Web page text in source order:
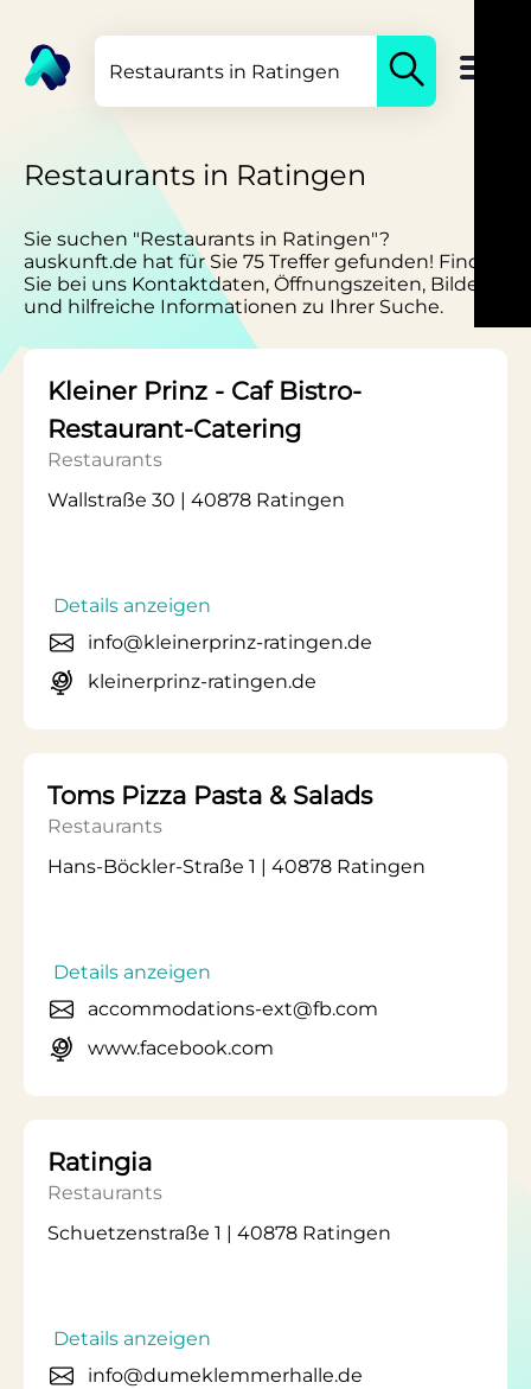
Restaurants in Ratingen
Sie suchen "Restaurants in Ratingen"?
auskunft.de hat für Sie 75 Treffer gefunden! Finden
Sie bei uns Kontaktdaten, Öffnungszeiten, Bilder
und hilfreiche Informationen zu Ihrer Suche.
Kleiner Prinz - Caf Bistro-
Restaurant-Catering
Restaurants
Wallstraße 30 | 40878 Ratingen
Details anzeigen
info@kleinerprinz-ratingen.de
kleinerprinz-ratingen.de
Toms Pizza Pasta & Salads
Restaurants
Hans-Böckler-Straße 1 | 40878 Ratingen
Details anzeigen
accommodations-ext@fb.com
www.facebook.com
Ratingia
Restaurants
Schuetzenstraße 1 | 40878 Ratingen
Details anzeigen
info@dumeklemmerhalle.de